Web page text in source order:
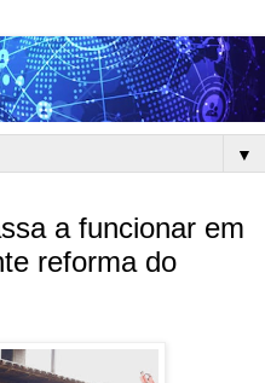
▼
a funcionar em
reforma do